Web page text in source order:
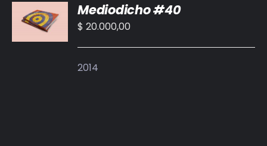
AL
CARRITO
/
Mediodicho #40
$ 20.000,00
2014